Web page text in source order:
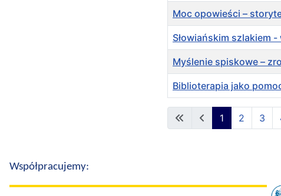
Spis artykułów
Moc opowieści –
Słowiańskim szlakiem
Myślenie spiskowe –
Biblioterapia jako
1 2 3
Współpracujemy: